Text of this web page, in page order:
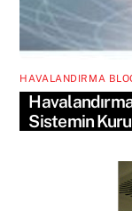
HAVALANDIRMA
Sistemin